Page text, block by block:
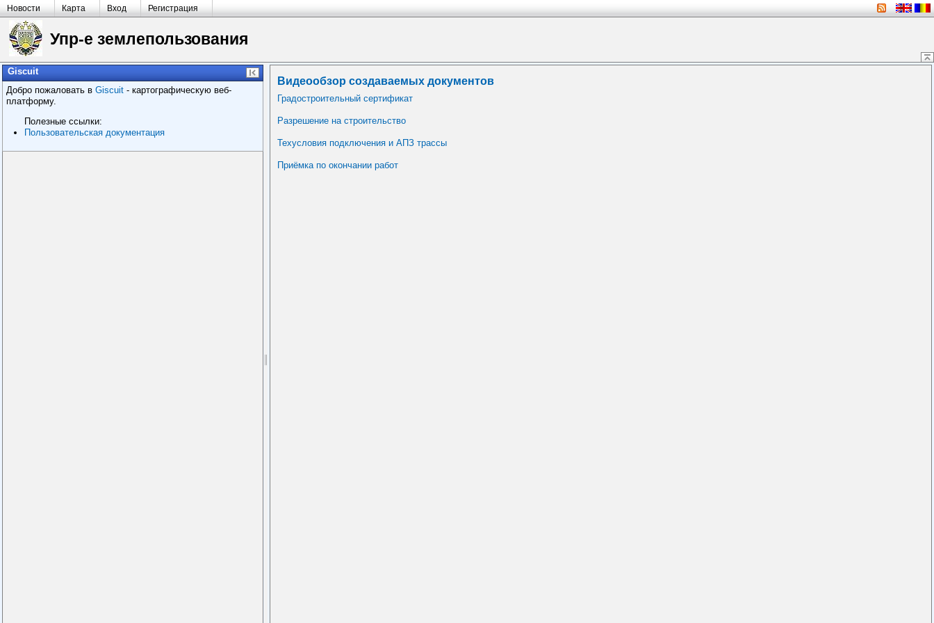
Новости Карта Вход Регистрация
Упр-е землепользования
Giscuit
Добро пожаловать в Giscuit - картографическую веб-
платформу.
Полезные ссылки:
Пользовательская документация
Видеообзор создаваемых документов
Градостроительный сертификат
Разрешение на строительство
Техусловия подключения и АПЗ трассы
Приёмка по окончании работ